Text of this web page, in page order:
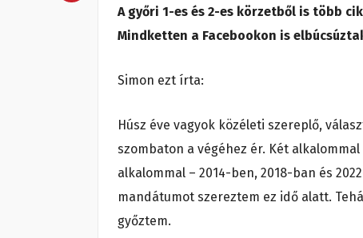
A győri 1-es és 2-es körzetből is több
Mindketten a Facebookon is
Simon ezt írta:
Húsz éve vagyok közéleti szereplő,
szombaton a végéhez ér. Két
alkalommal – 2014-ben, 2018-ban és
mandátumot szereztem ez idő alatt.
győztem.